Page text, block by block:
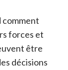
comment
forces et
être
décisions